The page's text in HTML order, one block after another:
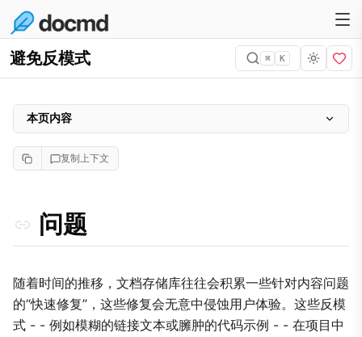
避免反模式 ⌘ K
复制上下文
问题
随着时间的推移，文档存储库往往会积累一些针对内容问题
的“快速修复”，这些修复会无意中侵蚀用户体验。这些反模
式 - - 例如模糊的链接文本或臃肿的代码示例 - - 在项目中
本页内容
问题
为什么重要
实施
2. “样板代码墙”
3. 将 FAQ 视为“垃圾场”
权衡